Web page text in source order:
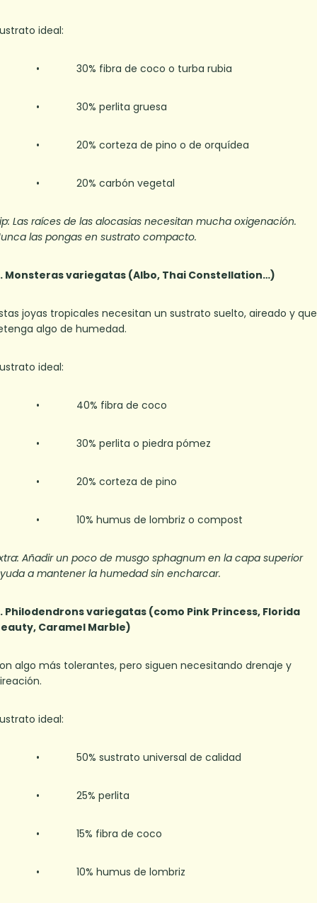
ideal:
30% fibra de coco o turba rubia
30% perlita gruesa
20% corteza de pino o de orquídea
20% carbón vegetal
Las raíces de las alocasias necesitan mucha oxigenación.
las pongas en sustrato compacto.
Monsteras variegatas (Albo, Thai Constellation…)
joyas tropicales necesitan un sustrato suelto, aireado y que
algo de humedad.
ideal:
40% fibra de coco
30% perlita o piedra pómez
20% corteza de pino
10% humus de lombriz o compost
Añadir un poco de musgo sphagnum en la capa superior
a mantener la humedad sin encharcar.
Philodendrons variegatas (como Pink Princess, Florida
Caramel Marble)
algo más tolerantes, pero siguen necesitando drenaje y
ideal:
50% sustrato universal de calidad
25% perlita
15% fibra de coco
10% humus de lombriz